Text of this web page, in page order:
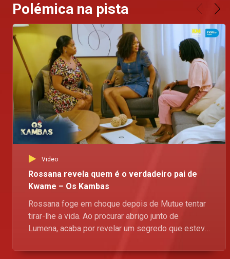
Polémica na pista
Video
Rossana revela quem é o verdadeiro pai de
Kwame – Os Kambas
Rossana foge em choque depois de Mutue tentar
tirar-lhe a vida. Ao procurar abrigo junto de
Lumena, acaba por revelar um segredo que esteve
verdadeiro pai de Kwame... e não Nkanda.